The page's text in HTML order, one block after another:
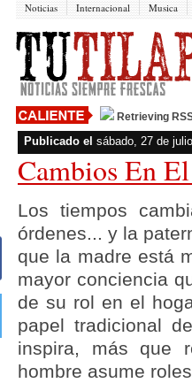
Noticias Internacional Musica
Retrieving
Publicado el sábado, 27 de
Cambios En
Los tiempos
órdenes... y la
que la madre está
mayor conciencia
de su rol en el
papel tradicional
inspira, más que
hombre asume